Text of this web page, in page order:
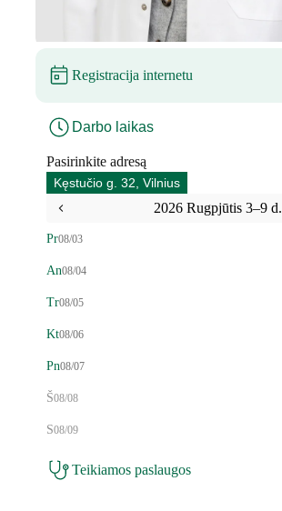
Registracija internetu
Darbo laikas
Pasirinkite adresą
Kęstučio g. 32, Vilnius
2026 Rugpjūtis 3–9 d.
Pr08/03
An08/04
Tr08/05
Kt08/06
Pn08/07
Š08/08
S08/09
Teikiamos paslaugos